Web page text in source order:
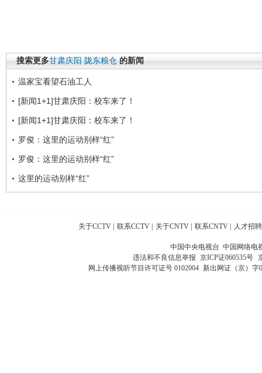
搜索更多甘肃庆阳 陇东粮仓 的新闻
温家宝看望石油工人
[新闻1+1]甘肃庆阳：校车来了！
[新闻1+1]甘肃庆阳：校车来了！
罗俊：这里的运动别样“红”
罗俊：这里的运动别样“红”
这里的运动别样“红”
关于CCTV 联系CCTV 关于CNTV 联系CNTV 人才招聘
中国中央电视台 中国网络电
违法和不良信息举报 京ICP证060535号
网上传播视听节目许可证号 0102004 新出网证（京）